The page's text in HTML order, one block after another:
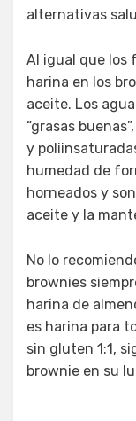
alternativas
Al igual que los
harina en los
aceite. Los
“grasas
y
humedad de
horneados y
aceite y la
No lo
brownies
harina de
es harina para
sin gluten 1:1,
brownie en su